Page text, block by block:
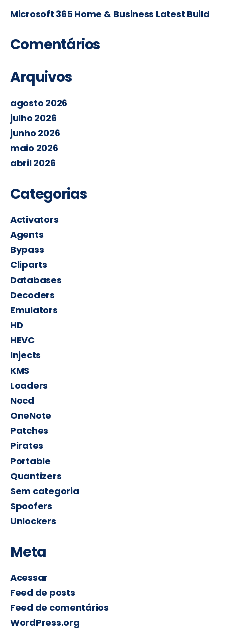
Microsoft 365 Home & Business Latest Build
Comentários
Arquivos
agosto 2026
julho 2026
junho 2026
maio 2026
abril 2026
Categorias
Activators
Agents
Bypass
Cliparts
Databases
Decoders
Emulators
HD
HEVC
Injects
KMS
Loaders
Nocd
OneNote
Patches
Pirates
Portable
Quantizers
Sem categoria
Spoofers
Unlockers
Meta
Acessar
Feed de posts
Feed de comentários
WordPress.org